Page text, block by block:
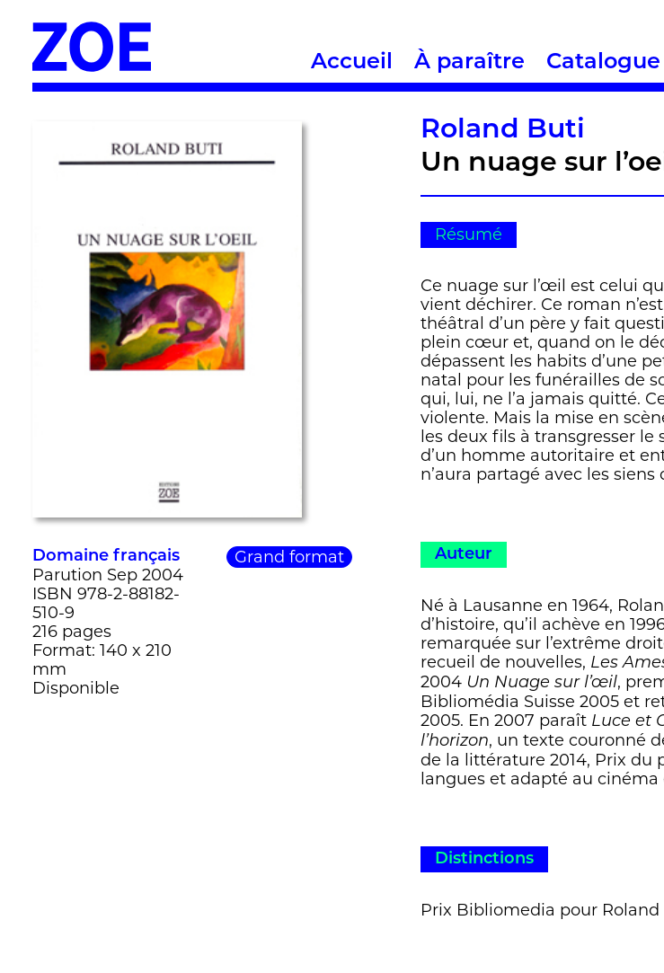
Accueil À paraître Catalogue
Domaine français
Parution Sep 2004
ISBN 978-2-88182-
510-9
216 pages
Format: 140 x 210
mm
Disponible
Grand format
Roland Buti
Un nuage sur
Résumé
Ce nuage sur l’œil est celui
vient déchirer. Ce roman
théâtral d’un père y fait
plein cœur et, quand on le
dépassent les habits d’une
natal pour les funérailles de
qui, lui, ne l’a jamais quitté.
violente. Mais la mise en
les deux fils à transgresser
d’un homme autoritaire et
n’aura partagé avec les
Auteur
Né à Lausanne en 1964,
d’histoire, qu’il achève en
remarquée sur l’extrême
recueil de nouvelles, Les
2004 Un Nuage sur l’œil,
Bibliomédia Suisse 2005 et
2005. En 2007 paraît Luce et
l’horizon, un texte couronné
de la littérature 2014, Prix du
langues et adapté au cinéma
Distinctions
Prix Bibliomedia pour